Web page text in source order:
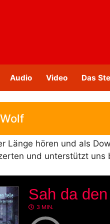
Audio Video Das
Länge hören und als
und unterstützt uns
Sah da
3 MIN.